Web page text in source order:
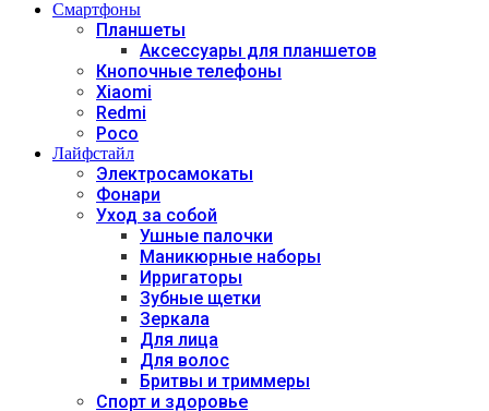
Смартфоны
Планшеты
Аксессуары для планшетов
Кнопочные телефоны
Xiaomi
Redmi
Poco
Лайфстайл
Электросамокаты
Фонари
Уход за собой
Ушные палочки
Маникюрные наборы
Ирригаторы
Зубные щетки
Зеркала
Для лица
Для волос
Бритвы и триммеры
Спорт и здоровье